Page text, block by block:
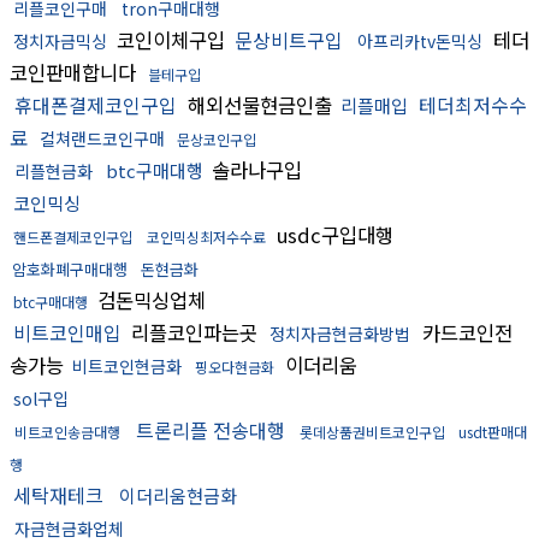
리플코인구매
tron구매대행
정치자금믹싱 코인이체구입 문상비트구입 아프리카tv돈믹싱 테더
코인판매합니다
블테구입
휴대폰결제코인구입 해외선물현금인출 리플매입 테더최저수수
료 컬쳐랜드코인구매 문상코인구입
리플현금화 btc구매대행 솔라나구입
코인믹싱
핸드폰결제코인구입 코인믹싱최저수수료 usdc구입대행
암호화폐구매대행 돈현금화
btc구매대행 검돈믹싱업체
비트코인매입 리플코인파는곳 정치자금현금화방법
카드코인전
송가능 비트코인현금화 핑오다현금화 이더리움
sol구입
비트코인송금대행 트론리플 전송대행 롯데상품권비트코인구입
usdt판매대
행
세탁재테크 이더리움현금화
자금현금화업체